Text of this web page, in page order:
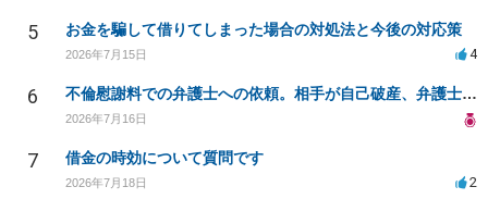
5 お金を騙して借りてしまった場合の対処法と今後の対応策
2026年7月15日 4
6 不倫慰謝料での弁護士への依頼。相手が自己破産、弁護士との契約範囲は？
2026年7月16日
7 借金の時効について質問です
2026年7月18日 2